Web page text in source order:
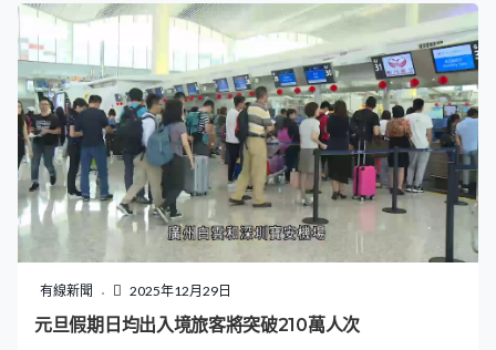
五個區域，重點演練海空戰備警巡、奪取綜合制權、要港
要域封控、外線立體懾阻等科目。 東部戰區新聞發言人施
毅：「這是對『台獨』分裂勢力和外部干涉勢力的嚴重警
告，是捍衛國家主權、維護國家統一的正當必要行動。」
環台戰備警巡出動殲擊機、轟炸機、無人機等，在台海中
部空域開展對陸機動目標打擊演練，旨在檢驗戰區部隊快
速機動、立體布勢、體系封控能力。實彈射擊訓練就在台
島北部、西南海空域組織驅護艦、殲轟機、無人機等兵
力，協同遠程火力，開展對陸模擬打擊，對海實彈射擊等
科目訓練，檢驗了一體協同、奪取制權能力。 國防大學教
授孟祥青：「這一次演習最突出的亮點就是開局即開打，
展示了我軍全時待戰、全時能戰的強大能力。通俗的講我
們想甚麼時候打，就甚麼時候打，想怎麽打就怎麽打，可
有線新聞 2025年12月29日
元旦假期日均出入境旅客將突破210萬人次